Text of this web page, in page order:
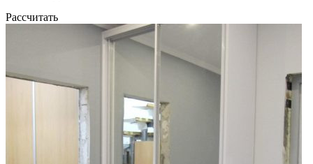
Рассчитать